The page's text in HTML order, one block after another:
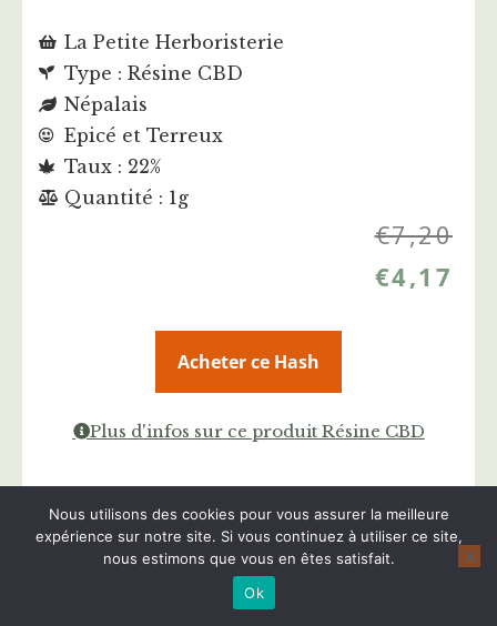
La Petite Herboristerie
Type : Résine CBD
Népalais
Epicé et Terreux
Taux : 22%
Quantité : 1g
€7,20
€4,17
Acheter ce Hash
Plus d'infos sur ce produit Résine CBD
Nous utilisons des cookies pour vous assurer la meilleure
expérience sur notre site. Si vous continuez à utiliser ce site,
nous estimons que vous en êtes satisfait.
Ok